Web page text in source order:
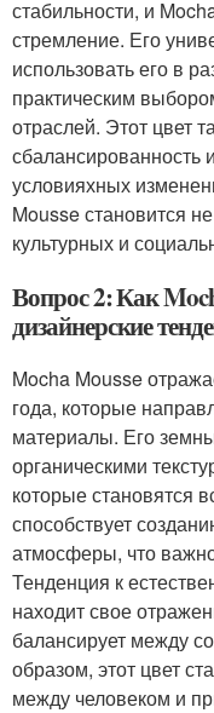
стабильности, и
стремление. Его
использовать его в
практическим
отраслей. Этот цвет
условияхных
Mousse становится
культурных и
Вопрос 2: Как
дизайнерские
Mocha Mousse
года, которые
материалы. Его
органическими
которые становятся
способствует
атмосферы, что
Тенденция к
находит свое
балансирует между
образом, этот цвет
между человеком и